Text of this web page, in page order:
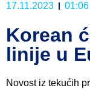
17.11.2023 01:06
Korean
linije u
Novost iz tekućih